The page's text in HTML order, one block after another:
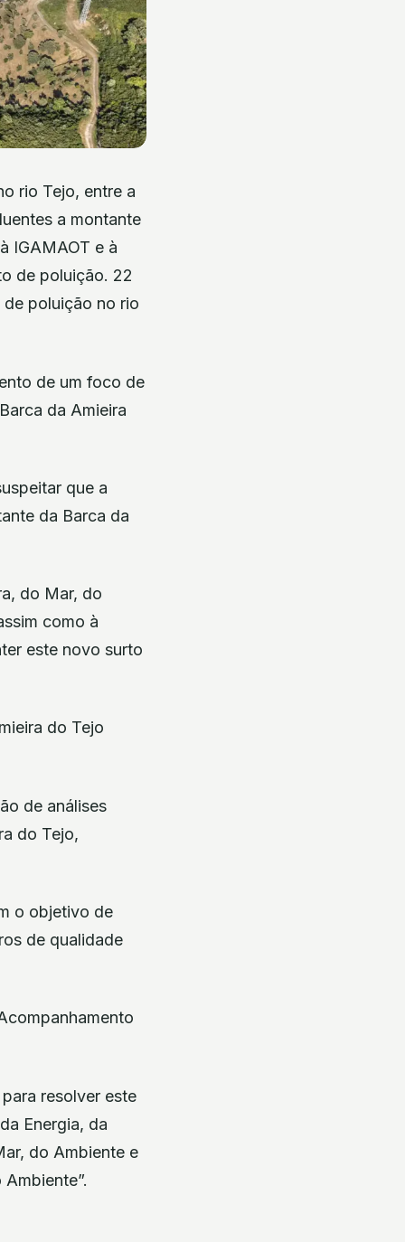
rio Tejo, entre a
a montante
IGAMAOT e à
de poluição. 22
poluição no rio
de um foco de
da Amieira
que a
da Barca da
do Mar, do
como à
este novo surto
do Tejo
de análises
do Tejo,
o objetivo de
de qualidade
resolver este
Energia, da
do Ambiente e